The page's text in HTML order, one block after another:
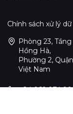
Chính sách xử lý
Phòng 23,
Hồng Hà,
Phường 2,
Việt Nam
+84 969 974